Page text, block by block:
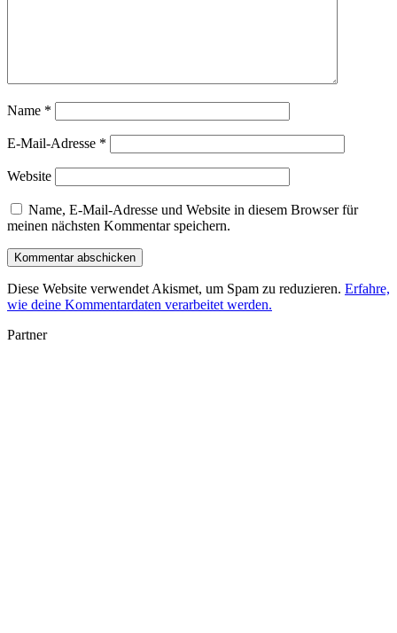
Name *
E-Mail-Adresse *
Website
Name, E-Mail-Adresse und Website in diesem Browser für
meinen nächsten Kommentar speichern.
Diese Website verwendet Akismet, um Spam zu reduzieren. Erfahre,
wie deine Kommentardaten verarbeitet werden.
Partner